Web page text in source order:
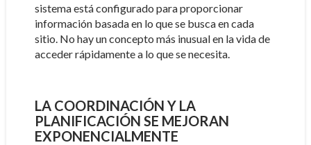
sistema está configurado para proporcionar
información basada en lo que se busca en cada
sitio. No hay un concepto más inusual en la vida de
acceder rápidamente a lo que se necesita.
LA COORDINACIÓN Y LA
PLANIFICACIÓN SE MEJORAN
EXPONENCIALMENTE